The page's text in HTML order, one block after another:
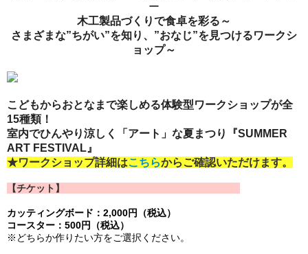
ー
木工製品づくりで食卓を彩る～
さまざまな”ちがい”を知り、”おなじ”を見つけるワークシ
ョップ～
こどもからおとなまで楽しめる体験型ワークショップが全
15種類！
室内でひんやり涼しく「アート」な夏まつり『SUMMER
ART FESTIVAL』
★ワークショップ詳細はこちらからご確認いただけます。
【チケット】
カッティングボード：2,000円（税込）
コースター：500円（税込）
※どちらか作りたい方をご選択ください。